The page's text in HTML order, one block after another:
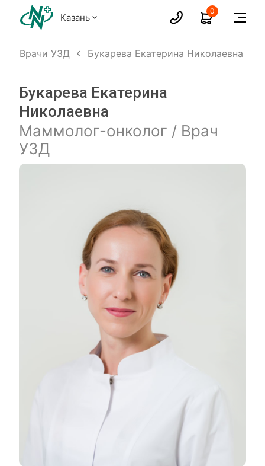
Казань
0
Врачи УЗД Букарева Екатерина Николаевна
Букарева Екатерина
Николаевна
Маммолог-онколог / Врач
УЗД